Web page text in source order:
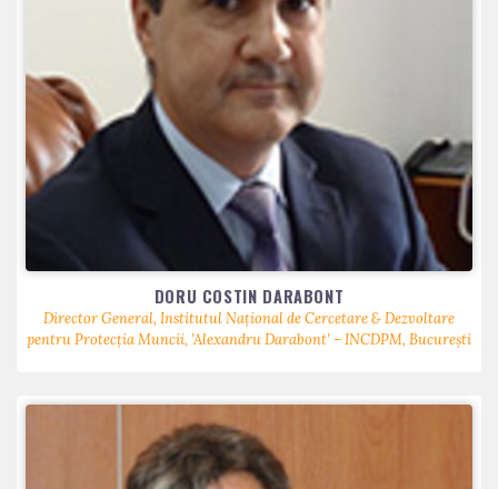
DORU COSTIN DARABONT
Director General, Institutul Național de Cercetare & Dezvoltare
pentru Protecția Muncii, ’Alexandru Darabont’ – INCDPM, București